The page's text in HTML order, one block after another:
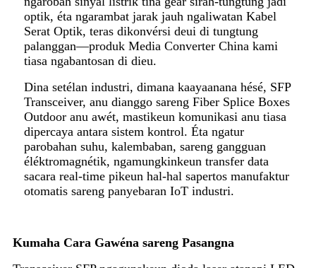
optik, éta ngarambat jarak jauh ngaliwatan Kabel
Serat Optik, teras dikonvérsi deui di tungtung
palanggan—produk Media Converter China kami
tiasa ngabantosan di dieu.
Dina setélan industri, dimana kaayaanana hésé, SFP
Transceiver, anu dianggo sareng Fiber Splice Boxes
Outdoor anu awét, mastikeun komunikasi anu tiasa
dipercaya antara sistem kontrol. Éta ngatur
parobahan suhu, kalembaban, sareng gangguan
éléktromagnétik, ngamungkinkeun transfer data
sacara real-time pikeun hal-hal sapertos manufaktur
otomatis sareng panyebaran IoT industri.
Kumaha Cara Gawéna sareng Pasangna